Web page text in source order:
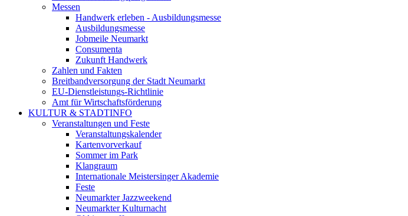
Messen
Handwerk erleben - Ausbildungsmesse
Ausbildungsmesse
Jobmeile Neumarkt
Consumenta
Zukunft Handwerk
Zahlen und Fakten
Breitbandversorgung der Stadt Neumarkt
EU-Dienstleistungs-Richtlinie
Amt für Wirtschaftsförderung
KULTUR & STADTINFO
Veranstaltungen und Feste
Veranstaltungskalender
Kartenvorverkauf
Sommer im Park
Klangraum
Internationale Meistersinger Akademie
Feste
Neumarkter Jazzweekend
Neumarkter Kulturnacht